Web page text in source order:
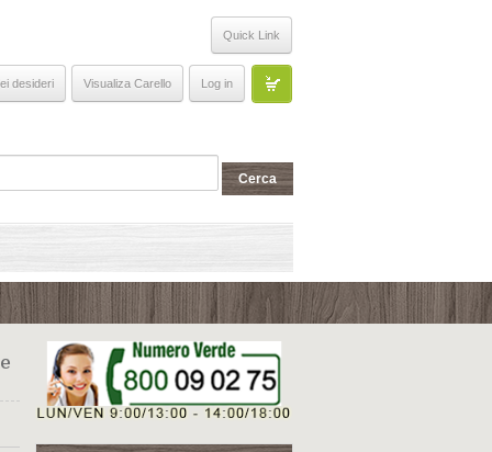
Quick Link
desideri Visualiza Carello Log in